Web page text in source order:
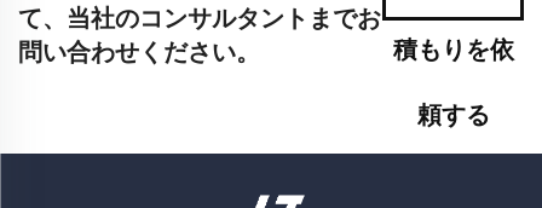
て、当社のコンサルタントまでお
問い合わせください。
積もりを依
頼する